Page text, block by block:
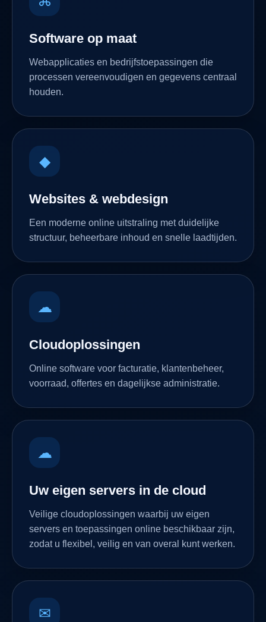
Software op maat
Webapplicaties en bedrijfstoepassingen die
processen vereenvoudigen en gegevens centraal
houden.
◆
Websites & webdesign
Een moderne online uitstraling met duidelijke
structuur, beheerbare inhoud en snelle laadtijden.
☁
Cloudoplossingen
Online software voor facturatie, klantenbeheer,
voorraad, offertes en dagelijkse administratie.
☁
Uw eigen servers in de cloud
Veilige cloudoplossingen waarbij uw eigen
servers en toepassingen online beschikbaar zijn,
zodat u flexibel, veilig en van overal kunt werken.
✉